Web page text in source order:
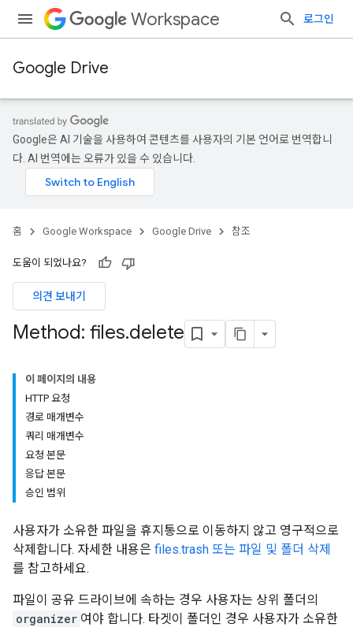
Workspace 로그인
Google Drive
Google은 AI 기술을 사용하여 콘텐츠를 사용자의 기본 언어로 번역합니
다. AI 번역에는 오류가 있을 수 있습니다.
홈 Google Workspace Google Drive 참조
도움이 되었나요?
의견 보내기
Method: files.delete
이 페이지의 내용
HTTP 요청
경로 매개변수
쿼리 매개변수
요청 본문
응답 본문
승인 범위
사용자가 소유한 파일을 휴지통으로 이동하지 않고 영구적으로
삭제합니다. 자세한 내용은 files.trash 또는 파일 및 폴더 삭제
를 참고하세요.
파일이 공유 드라이브에 속하는 경우 사용자는 상위 폴더의
organizer 여야 합니다. 타겟이 폴더인 경우 사용자가 소유한